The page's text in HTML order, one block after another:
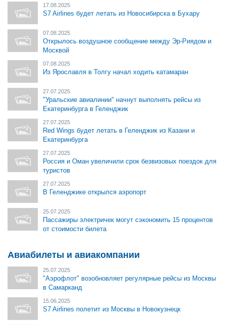
17.08.2025
S7 Airlines будет летать из Новосибирска в Бухару
07.08.2025
Открылось воздушное сообщение между Эр-Риядом и
Москвой
07.08.2025
Из Ярославля в Толгу начал ходить катамаран
27.07.2025
"Уральские авиалинии" начнут выполнять рейсы из
Екатеринбурга в Геленджик
27.07.2025
Red Wings будет летать в Геленджик из Казани и
Екатеринбурга
27.07.2025
Россия и Оман увеличили срок безвизовых поездок для
туристов
27.07.2025
В Геленджике открылся аэропорт
25.07.2025
Пассажиры электричек могут сэкономить 15 процентов
от стоимости билета
Авиабилеты и авиакомпании
25.07.2025
"Аэрофлот" возобновляет регулярные рейсы из Москвы
в Самарканд
15.06.2025
S7 Airlines полетит из Москвы в Новокузнецк